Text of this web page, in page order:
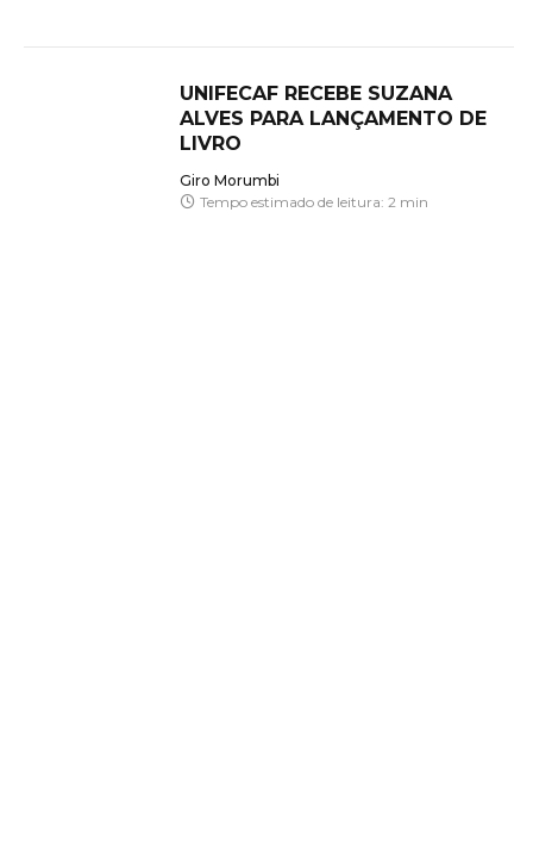
UNIFECAF RECEBE SUZANA
ALVES PARA LANÇAMENTO DE
LIVRO
Giro Morumbi
Tempo estimado de leitura: 2 min